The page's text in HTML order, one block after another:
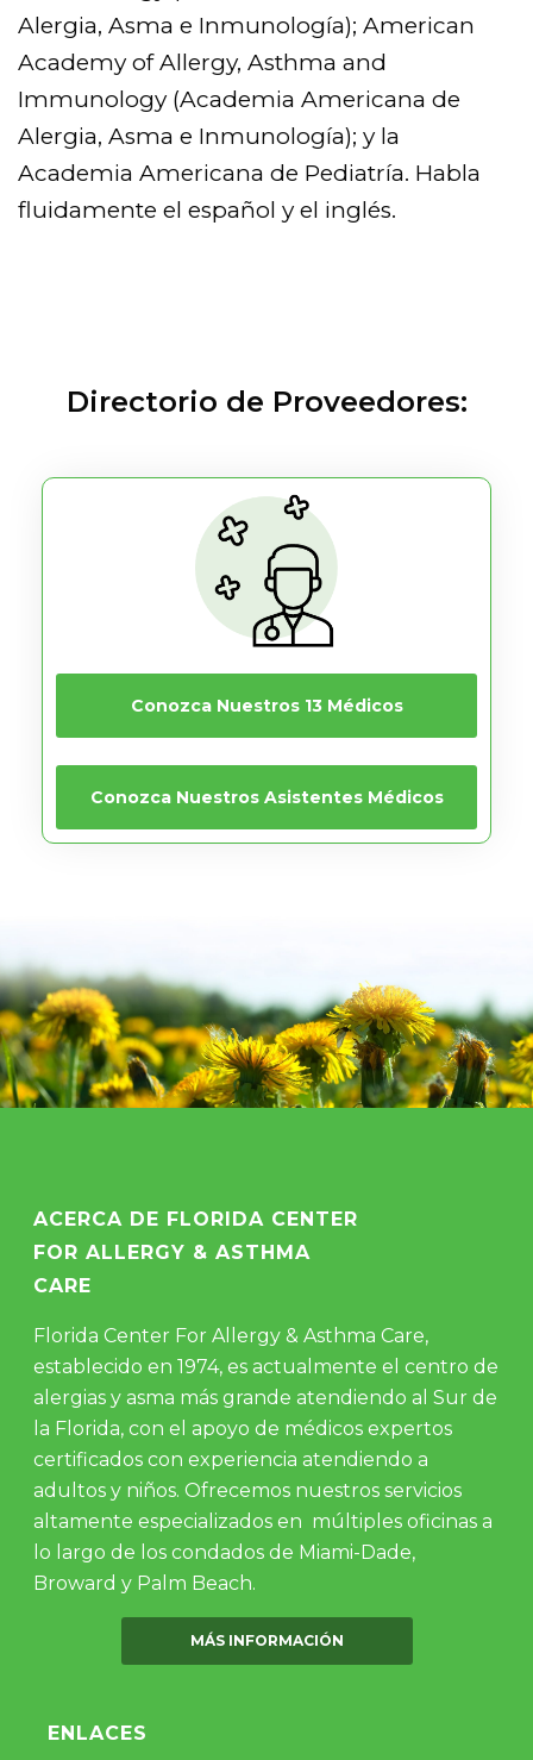
Alergia, Asma e Inmunología); American
Academy of Allergy, Asthma and
Immunology (Academia Americana de
Alergia, Asma e Inmunología); y la
Academia Americana de Pediatría. Habla
fluidamente el español y el inglés.
Directorio de Proveedores:
Conozca Nuestros 13 Médicos
Conozca Nuestros Asistentes Médicos
ACERCA DE FLORIDA CENTER
FOR ALLERGY & ASTHMA
CARE
Florida Center For Allergy & Asthma Care,
establecido en 1974, es actualmente el centro de
alergias y asma más grande atendiendo al Sur de
la Florida, con el apoyo de médicos expertos
certificados con experiencia atendiendo a
adultos y niños. Ofrecemos nuestros servicios
altamente especializados en múltiples oficinas a
lo largo de los condados de Miami-Dade,
Broward y Palm Beach.
MÁS INFORMACIÓN
ENLACES